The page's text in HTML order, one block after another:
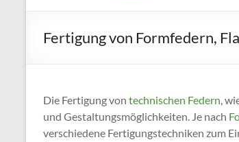
Fertigung von Formfedern,
Die Fertigung von technischen Federn,
und Gestaltungsmöglichkeiten. Je nach
verschiedene Fertigungstechniken zum